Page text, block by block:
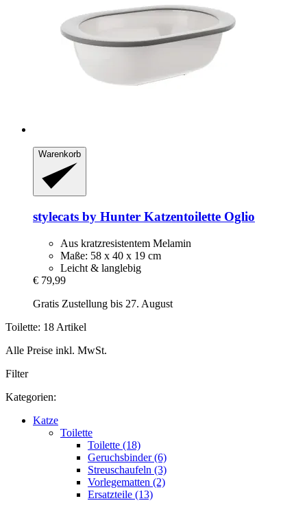
Warenkorb
stylecats by Hunter Katzentoilette Oglio
Aus kratzresistentem Melamin
Maße: 58 x 40 x 19 cm
Leicht & langlebig
€ 79,99
Gratis Zustellung bis 27. August
Toilette: 18 Artikel
Alle Preise inkl. MwSt.
Filter
Kategorien:
Katze
Toilette
Toilette (18)
Geruchsbinder (6)
Streuschaufeln (3)
Vorlegematten (2)
Ersatzteile (13)